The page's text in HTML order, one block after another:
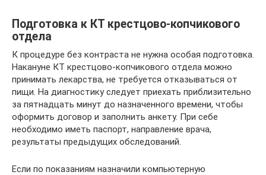
Подготовка к КТ крестцово-копчикового
отдела
К процедуре без контраста не нужна особая подготовка.
Накануне КТ крестцово-копчикового отдела можно
принимать лекарства, не требуется отказываться от
пищи. На диагностику следует приехать приблизительно
за пятнадцать минут до назначенного времени, чтобы
оформить договор и заполнить анкету. При себе
необходимо иметь паспорт, направление врача,
результаты предыдущих обследований.
Если по показаниям назначили компьютерную